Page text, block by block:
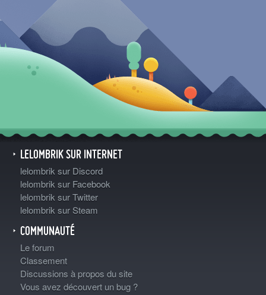
LELOMBRIK SUR INTERNET
lelombrik sur Discord
lelombrik sur Facebook
lelombrik sur Twitter
lelombrik sur Steam
COMMUNAUTÉ
Le forum
Classement
Discussions à propos du site
Vous avez découvert un bug ?